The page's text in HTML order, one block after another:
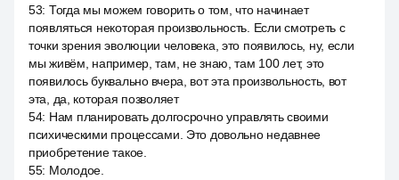
53: Тогда мы можем говорить о том, что начинает
появляться некоторая произвольность. Если смотреть с
точки зрения эволюции человека, это появилось, ну, если
мы живём, например, там, не знаю, там 100 лет, это
появилось буквально вчера, вот эта произвольность, вот
эта, да, которая позволяет
54: Нам планировать долгосрочно управлять своими
психическими процессами. Это довольно недавнее
приобретение такое.
55: Молодое.